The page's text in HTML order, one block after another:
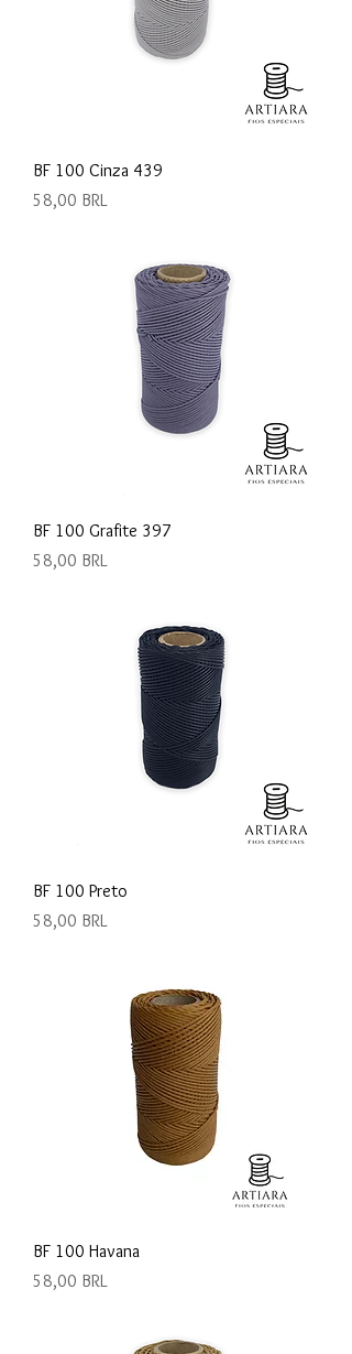
BF 100 Cinza 439
Precio
58,00 BRL
BF 100 Grafite 397
Precio
58,00 BRL
BF 100 Preto
Precio
58,00 BRL
BF 100 Havana
Precio
58,00 BRL